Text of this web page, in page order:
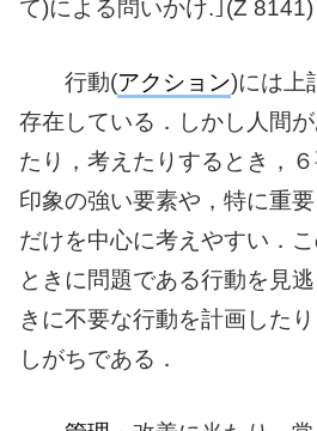
て)による問いかけ.｣(Z 8141)
行動(アクション)には上
存在している．しかし人間
たり，考えたりするとき，
印象の強い要素や，特に重
だけを中心に考えやすい．
ときに問題である行動を見
きに不要な行動を計画した
しがちである．